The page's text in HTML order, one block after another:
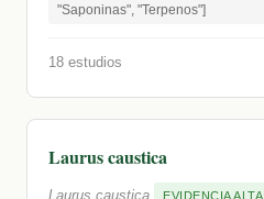
"Saponinas", "Terpenos"]
18 estudios
Laurus caustica
Laurus caustica EVIDENCIA ALTA